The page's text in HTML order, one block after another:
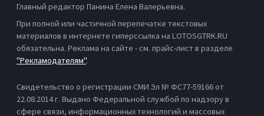
Главный редактор Панина Елена Валерьевна.
При полной или частичной перепечатке текстовых
материалов в интернете гиперссылка на LOTOSGTRK.RU
обязательна. Реклама на сайте - см. прайс-лист в разделе
"Рекламодателям".
Свидетельство о регистрации СМИ Эл № ФС77-59166 от
22.08.2014 г. Выдано Федеральной службой по надзору в
сфере связи, информационных технологий и массовых